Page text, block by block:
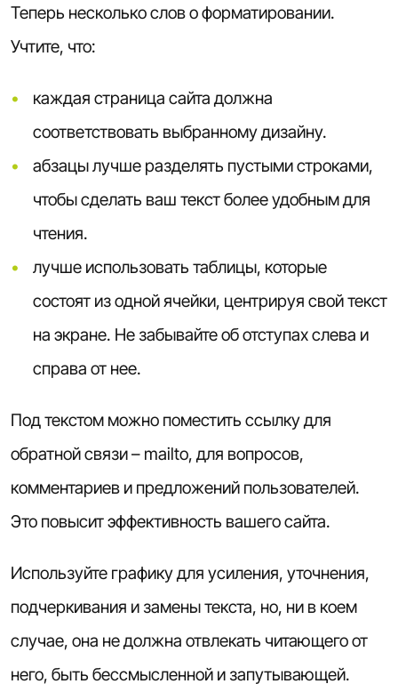
Теперь несколько слов о форматировании.
Учтите, что:
каждая страница сайта должна
соответствовать выбранному дизайну.
абзацы лучше разделять пустыми строками,
чтобы сделать ваш текст более удобным для
чтения.
лучше использовать таблицы, которые
состоят из одной ячейки, центрируя свой текст
на экране. Не забывайте об отступах слева и
справа от нее.
Под текстом можно поместить ссылку для
обратной связи– mailto, для вопросов,
комментариев и предложений пользователей.
Это повысит эффективность вашего сайта.
Используйте графику для усиления, уточнения,
подчеркивания и замены текста, но, ни в коем
случае, она не должна отвлекать читающего от
него, быть бессмысленной и запутывающей.